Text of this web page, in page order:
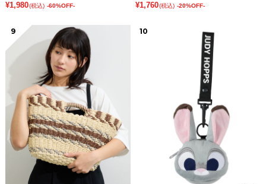
¥1,980(税込) -60%OFF- ¥1,760(税込) -20%OFF-
9 10